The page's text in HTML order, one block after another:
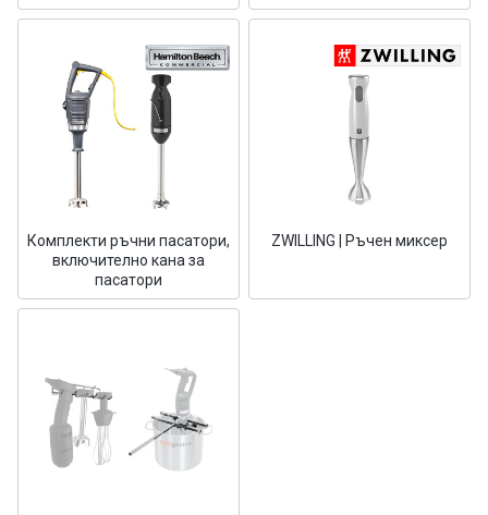
Комплекти ръчни пасатори,
включително кана за
пасатори
ZWILLING | Ръчен миксер